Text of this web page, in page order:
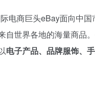
电商巨头eBay面向中
自世界各地的海量商品
电子产品、品牌服饰、